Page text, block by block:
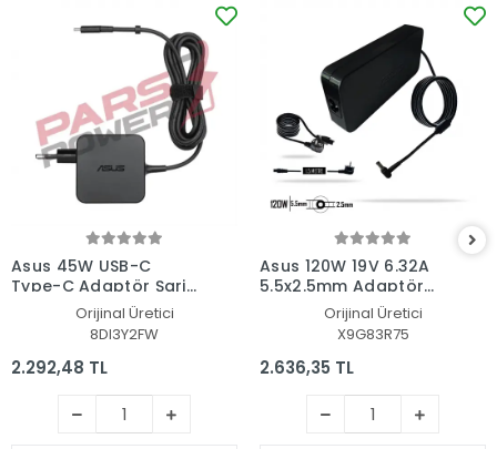
Asus 45W USB-C
Type-C Adaptör Şarj
Aleti-CihazıOrijinal Üretici
8DI3Y2FW
2.292,48 TL
Asus 120W 19V 6.32A
5.5x2.5mm Adaptör
Şarj Aleti-Cihazı
Orijinal Üretici
X9G83R75
2.636,35 TL